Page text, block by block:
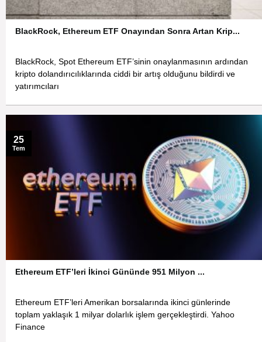
BlackRock, Ethereum ETF Onayından Sonra Artan Krip...
BlackRock, Spot Ethereum ETF’sinin onaylanmasının ardından
kripto dolandırıcılıklarında ciddi bir artış olduğunu bildirdi ve
yatırımcıları
Ethereum ETF’leri İkinci Gününde 951 Milyon ...
Ethereum ETF’leri Amerikan borsalarında ikinci günlerinde
toplam yaklaşık 1 milyar dolarlık işlem gerçekleştirdi. Yahoo
Finance
25
Tem